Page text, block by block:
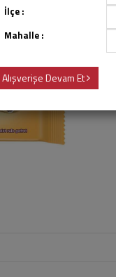
İlçe :
Mahalle :
Alışverişe Devam Et